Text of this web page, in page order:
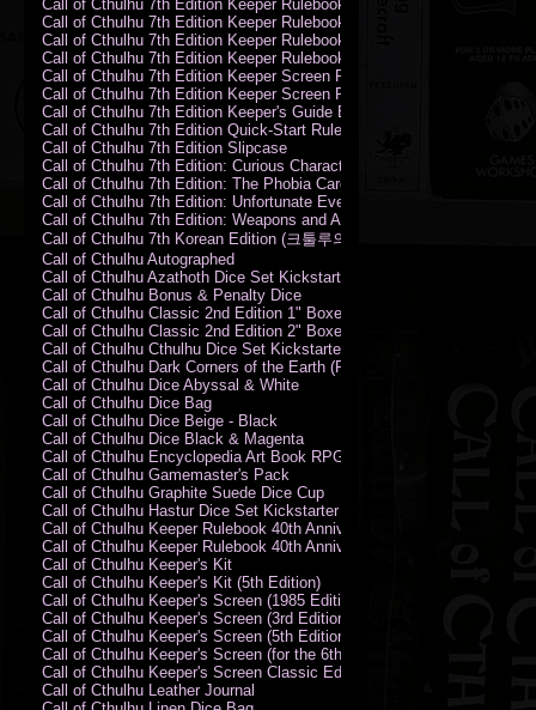
Call of Cthulhu 7th Edition Keeper Rulebook Backer Proof (PDF)
Call of Cthulhu 7th Edition Keeper Rulebook Hardcover
Call of Cthulhu 7th Edition Keeper Rulebook Leatherette
Call of Cthulhu 7th Edition Keeper Rulebook Softcover
Call of Cthulhu 7th Edition Keeper Screen Pack
Call of Cthulhu 7th Edition Keeper Screen Pack (PDF)
Call of Cthulhu 7th Edition Keeper's Guide El Artesano del Rey Edition
Call of Cthulhu 7th Edition Quick-Start Rules (PDF)
Call of Cthulhu 7th Edition Slipcase
Call of Cthulhu 7th Edition: Curious Characters Card Deck
Call of Cthulhu 7th Edition: The Phobia Card Deck
Call of Cthulhu 7th Edition: Unfortunate Events Card Deck
Call of Cthulhu 7th Edition: Weapons and Artifacts Card Deck
Call of Cthulhu 7th Korean Edition (크툴루의 부름: 수호자 룰북)
Call of Cthulhu Autographed
Call of Cthulhu Azathoth Dice Set Kickstarter Edition
Call of Cthulhu Bonus & Penalty Dice
Call of Cthulhu Classic 2nd Edition 1" Boxed Rules Set
Call of Cthulhu Classic 2nd Edition 2" Boxed Rules Set
Call of Cthulhu Cthulhu Dice Set Kickstarter Edition
Call of Cthulhu Dark Corners of the Earth (PC)
Call of Cthulhu Dice Abyssal & White
Call of Cthulhu Dice Bag
Call of Cthulhu Dice Beige - Black
Call of Cthulhu Dice Black & Magenta
Call of Cthulhu Encyclopedia Art Book RPG KA
Call of Cthulhu Gamemaster's Pack
Call of Cthulhu Graphite Suede Dice Cup
Call of Cthulhu Hastur Dice Set Kickstarter Edition
Call of Cthulhu Keeper Rulebook 40th Anniversary Edition
Call of Cthulhu Keeper Rulebook 40th Anniversary Edition (PDF)
Call of Cthulhu Keeper's Kit
Call of Cthulhu Keeper's Kit (5th Edition)
Call of Cthulhu Keeper's Screen (1985 Edition)
Call of Cthulhu Keeper's Screen (3rd Edition)
Call of Cthulhu Keeper's Screen (5th Edition)
Call of Cthulhu Keeper's Screen (for the 6th Edition Rules)
Call of Cthulhu Keeper's Screen Classic Edition
Call of Cthulhu Leather Journal